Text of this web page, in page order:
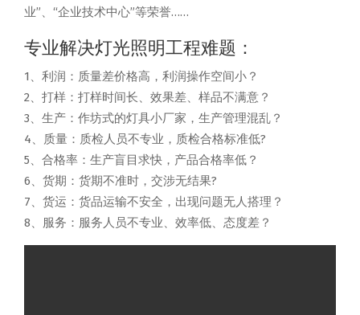
业”、“企业技术中心”等荣誉……
专业解决灯光照明工程难题：
1、利润：质量差价格高，利润操作空间小？
2、打样：打样时间长、效果差、样品不满意？
3、生产：作坊式的灯具小厂家，生产管理混乱？
4、质量：质检人员不专业，质检合格标准低?
5、合格率：生产盲目求快，产品合格率低？
6、货期：货期不准时，交涉无结果?
7、货运：货品运输不安全，出现问题无人搭理？
8、服务：服务人员不专业、效率低、态度差？